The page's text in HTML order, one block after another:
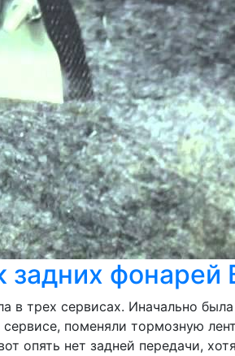
фонарей
трех сервисах. Иначально
поменяли тормозную
опять нет задней передачи,